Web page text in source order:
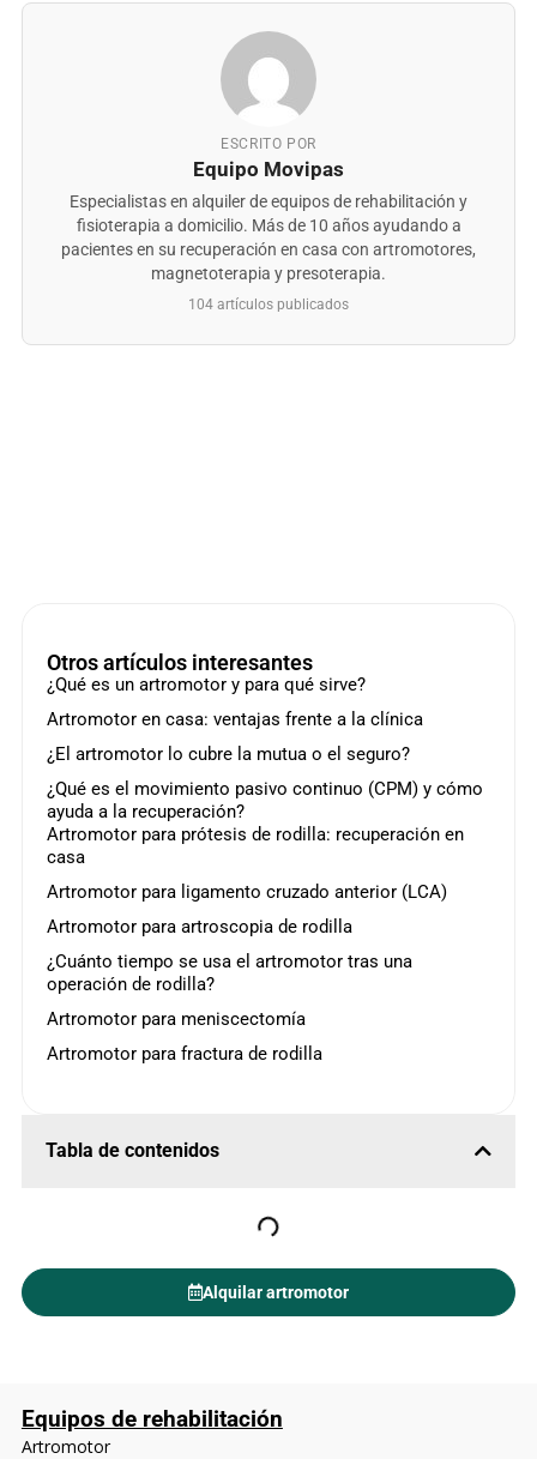
ESCRITO POR
Equipo Movipas
Especialistas en alquiler de equipos de rehabilitación y
fisioterapia a domicilio. Más de 10 años ayudando a
pacientes en su recuperación en casa con artromotores,
magnetoterapia y presoterapia.
104 artículos publicados
Tabla de contenidos
Alquilar artromotor
Otros artículos interesantes
¿Qué es un artromotor y para qué sirve?
Artromotor en casa: ventajas frente a la clínica
¿El artromotor lo cubre la mutua o el seguro?
¿Qué es el movimiento pasivo continuo (CPM) y cómo
ayuda a la recuperación?
Artromotor para prótesis de rodilla: recuperación en
casa
Artromotor para ligamento cruzado anterior (LCA)
Artromotor para artroscopia de rodilla
¿Cuánto tiempo se usa el artromotor tras una
operación de rodilla?
Artromotor para meniscectomía
Artromotor para fractura de rodilla
Equipos de rehabilitación
Artromotor